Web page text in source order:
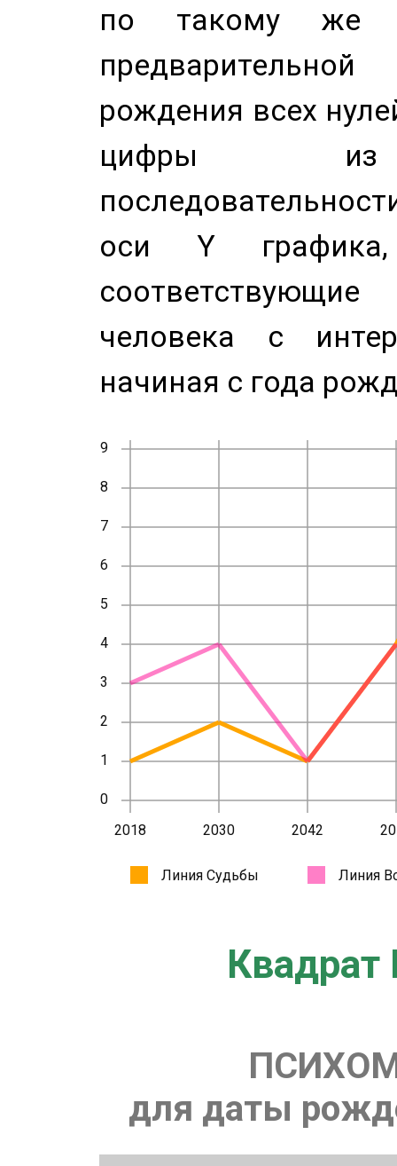
по такому же
рождения всех
цифры из
оси Y
человека с
начиная с года
Квадрат
для даты